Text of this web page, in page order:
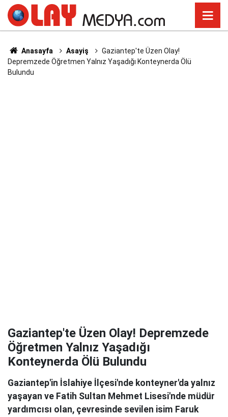
Anasayfa Asayiş
Gaziantep'te Üzen Olay!
Depremzede Öğretmen Yalnız Yaşadığı Konteynerda Ölü
Bulundu
Gaziantep'te Üzen Olay! Depremzede
Öğretmen Yalnız Yaşadığı
Konteynerda Ölü Bulundu
Gaziantep'in İslahiye İlçesi'nde konteyner'da yalnız
yaşayan ve Fatih Sultan Mehmet Lisesi'nde müdür
yardımcısı olan, çevresinde sevilen isim Faruk